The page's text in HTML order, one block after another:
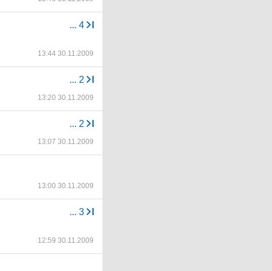
... 4
13:44 30.11.2009
... 2
13:20 30.11.2009
... 2
13:07 30.11.2009
13:00 30.11.2009
... 3
12:59 30.11.2009